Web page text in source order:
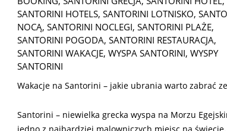
SANTORINI HOTELS, SANTORINI LOTNISKO,
NOCĄ, SANTORINI NOCLEGI, SANTORINI PLAŻE,
SANTORINI POGODA, SANTORINI RESTAURACJA,
SANTORINI WAKACJE, WYSPA SANTORINI, WYSPY
SANTORINI
Wakacje na Santorini – jakie ubrania warto zabrać
Santorini – niewielka grecka wyspa na Morzu